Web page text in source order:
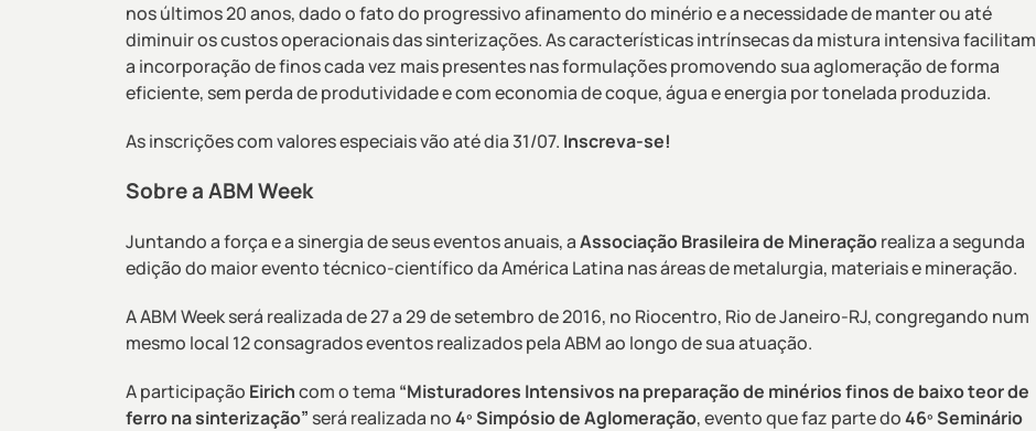
nos últimos 20 anos, dado o fato do progressivo afinamento do minério e a necessidade de manter ou até
diminuir os custos operacionais das sinterizações. As características intrínsecas da mistura intensiva facilitam
a incorporação de finos cada vez mais presentes nas formulações promovendo sua aglomeração de forma
eficiente, sem perda de produtividade e com economia de coque, água e energia por tonelada produzida.
As inscrições com valores especiais vão até dia 31/07. Inscreva-se!
Sobre a ABM Week
Juntando a força e a sinergia de seus eventos anuais, aAssociação Brasileira de Mineraçãorealiza a segunda
edição do maior evento técnico-científico da América Latina nas áreas de metalurgia, materiais e mineração.
A ABM Week será realizada de 27 a 29 de setembro de 2016, no Riocentro, Rio de Janeiro-RJ, congregando num
mesmo local 12 consagrados eventos realizados pela ABM ao longo de sua atuação.
A participação Eirichcom o tema “Misturadores Intensivos na preparação de minérios finos de baixo teor de
ferro na sinterização” será realizada no4º Simpósio de Aglomeração, evento que faz parte do46º Seminário